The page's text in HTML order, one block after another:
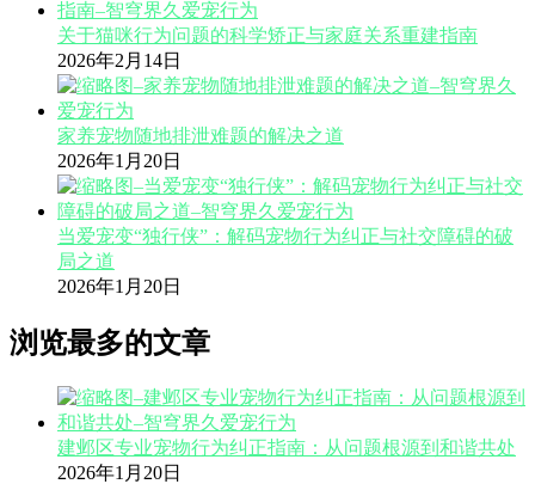
关于猫咪行为问题的科学矫正与家庭关系重建指南
2026年2月14日
家养宠物随地排泄难题的解决之道
2026年1月20日
当爱宠变“独行侠”：解码宠物行为纠正与社交障碍的破
局之道
2026年1月20日
浏览最多的文章
建邺区专业宠物行为纠正指南：从问题根源到和谐共处
2026年1月20日